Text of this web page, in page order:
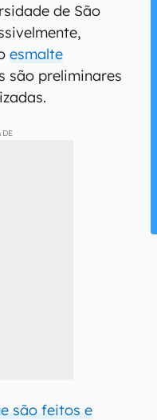
de São
esmalte
são preliminares
são feitos e